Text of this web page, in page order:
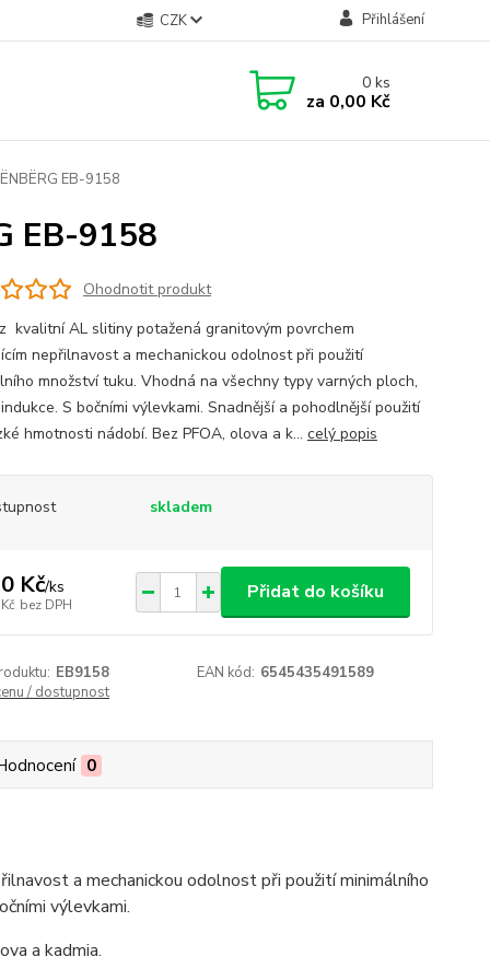
CZK Přihlášení
0ks
za 0,00 Kč
EB-9158
EB-9158
Ohodnotit produkt
kvalitní AL slitiny potažená granitovým povrchem
nepřilnavost a mechanickou odolnost při použití
množství tuku. Vhodná na všechny typy varných ploch,
S bočními výlevkami. Snadnější a pohodlnější použití
hmotnosti nádobí. Bez PFOA, olova a k... celý popis
skladem
Kč/ks
bez DPH
Přidat do košíku
EB9158 EAN kód: 6545435491589
/ dostupnost
0
a mechanickou odolnost při použití minimálního
výlevkami.
a kadmia.